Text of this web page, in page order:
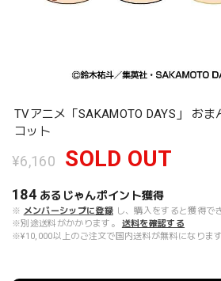
TVアニメ「SAKAMOTO DAYS」 お
コット
¥6,160 SOLD OUT
184 あるじゃんポイント獲得
※ メンバーシップに登録 し、購入をすると獲得で
※別途送料がかかります。
送料を確認する
※¥10,000以上のご注文で国内送料が無料になります